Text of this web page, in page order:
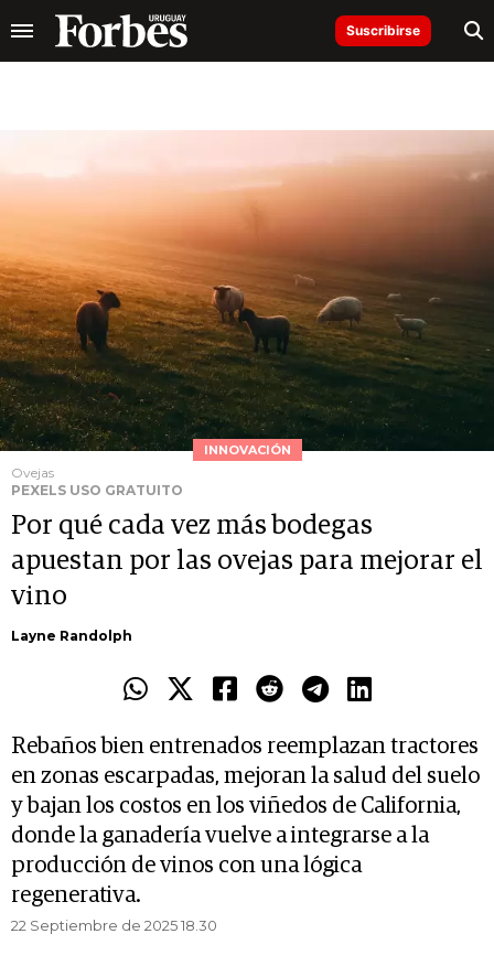
Suscribirse
INNOVACIÓN
Ovejas
PEXELS USO GRATUITO
Por qué cada vez más bodegas
apuestan por las ovejas para mejorar el
vino
Layne Randolph
Rebaños bien entrenados reemplazan tractores
en zonas escarpadas, mejoran la salud del suelo
y bajan los costos en los viñedos de California,
donde la ganadería vuelve a integrarse a la
producción de vinos con una lógica
regenerativa.
22 Septiembre de 2025 18.30